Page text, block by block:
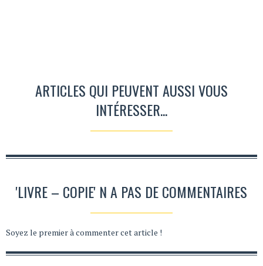
ARTICLES QUI PEUVENT AUSSI VOUS
INTÉRESSER...
'LIVRE – COPIE' N A PAS DE COMMENTAIRES
Soyez le premier à commenter cet article !